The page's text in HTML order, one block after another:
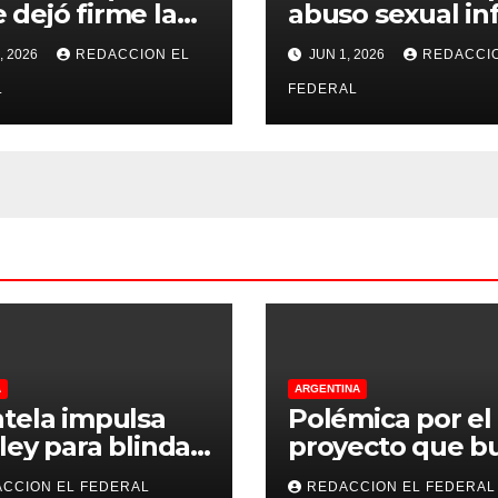
dejó firme la
la Justicia
pudo
ni un
CFK
2026 REDACCION EL
abuso sexual
se recibió de
psicopedagogo
dentro del
Penitenciario
JUN 1, 2026
FEDERAL
impulsa
para blindar
rurales de
EL FEDERAL
ARGENTINA
Polémica por el
proyecto que
regular
REDACCION EL FEDERAL